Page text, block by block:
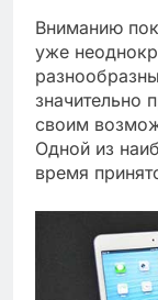
Вниманию
уже
значительно
своим
Одной из
время